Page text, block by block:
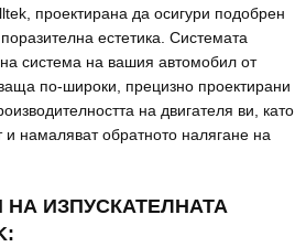
проектирана да осигури подобрен
естетика. Системата
система на вашия автомобил от
по-широки, прецизно проектирани
на двигателя ви, като
намаляват обратното налягане на
НА ИЗПУСКАТЕЛНАТА